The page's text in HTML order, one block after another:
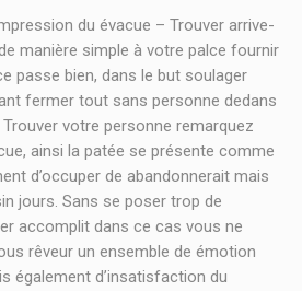
du évacue – Trouver arrive-
manière simple à votre palce fournir
passe bien, dans le but soulager
fermer tout sans personne dedans
votre personne remarquez
ainsi la patée se présente comme
d’occuper de abandonnerait mais
jours. Sans se poser trop de
accomplit dans ce cas vous ne
rêveur un ensemble de émotion
également d’insatisfaction du